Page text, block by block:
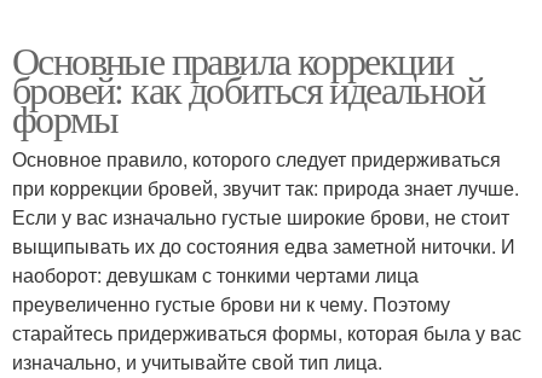
Основные правила коррекции
бровей: как добиться идеальной
формы
Основное правило, которого следует придерживаться
при коррекции бровей, звучит так: природа знает лучше.
Если у вас изначально густые широкие брови, не стоит
выщипывать их до состояния едва заметной ниточки. И
наоборот: девушкам с тонкими чертами лица
преувеличенно густые брови ни к чему. Поэтому
старайтесь придерживаться формы, которая была у вас
изначально, и учитывайте свой тип лица.